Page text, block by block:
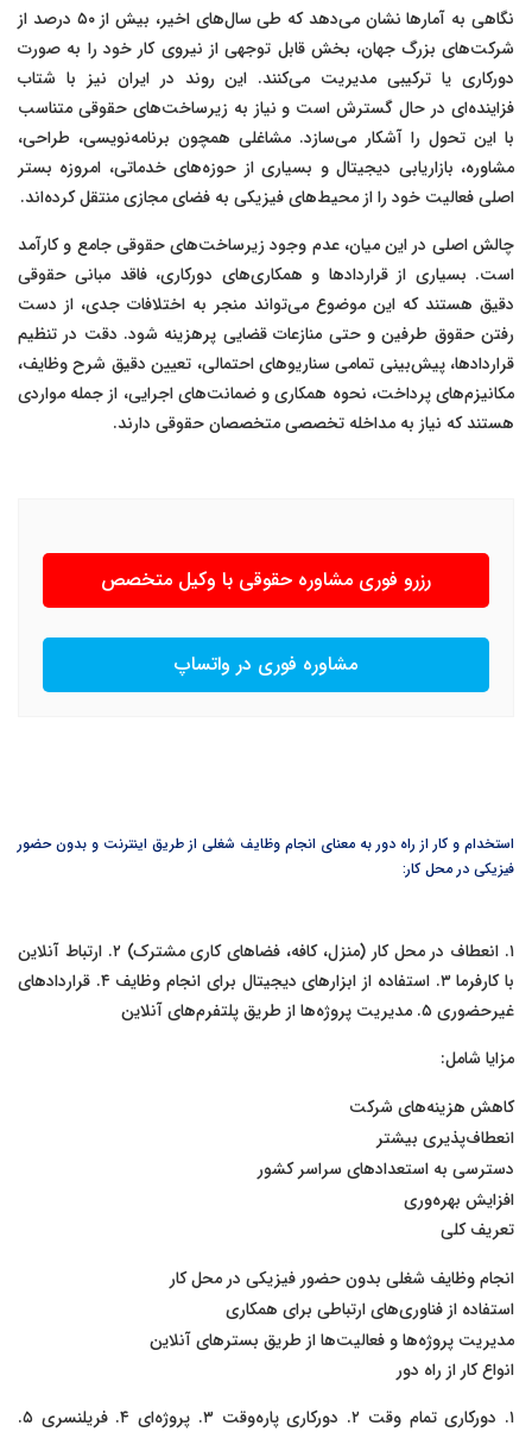
نگاهی به آمارها نشان می‌دهد که طی سال‌های اخیر، بیش از ۵۰ درصد از
شرکت‌های بزرگ جهان، بخش قابل توجهی از نیروی کار خود را به صورت
دورکاری یا ترکیبی مدیریت می‌کنند. این روند در ایران نیز با شتاب
فزاینده‌ای در حال گسترش است و نیاز به زیرساخت‌های حقوقی متناسب
با این تحول را آشکار می‌سازد. مشاغلی همچون برنامه‌نویسی، طراحی،
مشاوره، بازاریابی دیجیتال و بسیاری از حوزه‌های خدماتی، امروزه بستر
اصلی فعالیت خود را از محیط‌های فیزیکی به فضای مجازی منتقل کرده‌اند.
چالش اصلی در این میان، عدم وجود زیرساخت‌های حقوقی جامع و کارآمد
است. بسیاری از قراردادها و همکاری‌های دورکاری، فاقد مبانی حقوقی
دقیق هستند که این موضوع می‌تواند منجر به اختلافات جدی، از دست
رفتن حقوق طرفین و حتی منازعات قضایی پرهزینه شود. دقت در تنظیم
قراردادها، پیش‌بینی تمامی سناریوهای احتمالی، تعیین دقیق شرح وظایف،
مکانیزم‌های پرداخت، نحوه همکاری و ضمانت‌های اجرایی، از جمله مواردی
هستند که نیاز به مداخله تخصصی متخصصان حقوقی دارند.
رزرو فوری مشاوره حقوقی با وکیل متخصص
مشاوره فوری در واتساپ
استخدام و کار از راه دور به معنای انجام وظایف شغلی از طریق اینترنت و بدون حضور
فیزیکی در محل کار:
۱. انعطاف در محل کار (منزل، کافه، فضاهای کاری مشترک) ۲. ارتباط آنلاین
با کارفرما ۳. استفاده از ابزارهای دیجیتال برای انجام وظایف ۴. قراردادهای
غیرحضوری ۵. مدیریت پروژه‌ها از طریق پلتفرم‌های آنلاین
مزایا شامل:
کاهش هزینه‌های شرکت
انعطاف‌پذیری بیشتر
دسترسی به استعدادهای سراسر کشور
افزایش بهره‌وری
تعریف کلی
انجام وظایف شغلی بدون حضور فیزیکی در محل کار
استفاده از فناوری‌های ارتباطی برای همکاری
مدیریت پروژه‌ها و فعالیت‌ها از طریق بسترهای آنلاین
انواع کار از راه دور
۱. دورکاری تمام وقت ۲. دورکاری پاره‌وقت ۳. پروژه‌ای ۴. فریلنسری ۵.